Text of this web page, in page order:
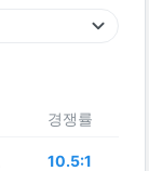
경쟁률
10.5:1